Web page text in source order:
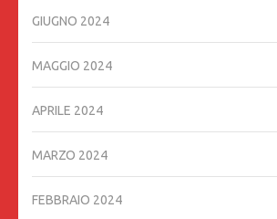
GIUGNO 2024
MAGGIO 2024
APRILE 2024
MARZO 2024
FEBBRAIO 2024